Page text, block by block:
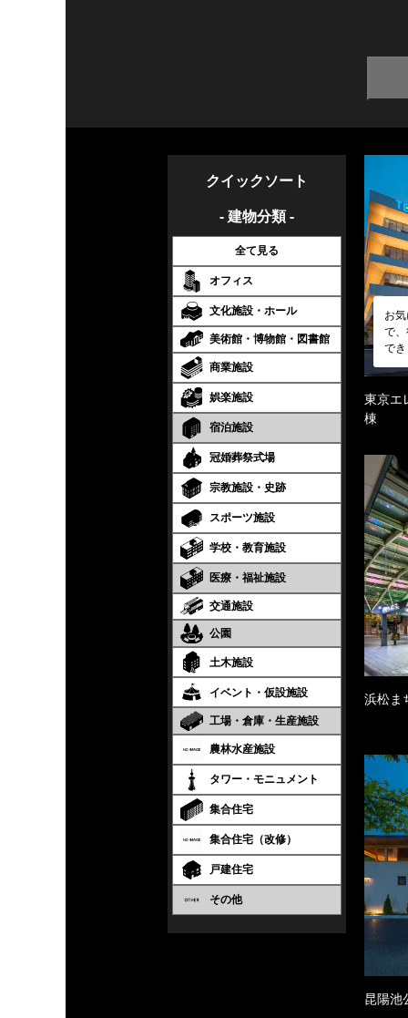
クイックソート
- 建物分類 -
全て見る
オフィス
文化施設・ホール
美術館・博物館・図書館
商業施設
娯楽施設
宿泊施設
冠婚葬祭式場
宗教施設・史跡
スポーツ施設
学校・教育施設
医療・福祉施設
交通施設
公園
土木施設
イベント・仮設施設
工場・倉庫・生産施設
農林水産施設
タワー・モニュメント
集合住宅
集合住宅（改修）
戸建住宅
その他
お
で
で
東京エ
棟
浜松ま
昆陽